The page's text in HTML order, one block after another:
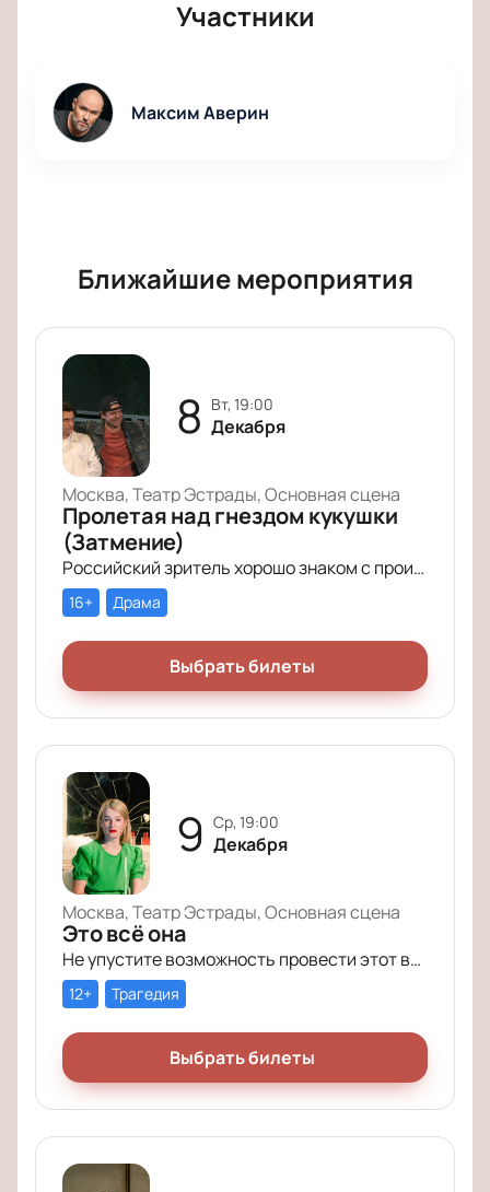
Участники
Максим Аверин
Ближайшие мероприятия
8 вт, 19:00
Декабря
Москва, Театр Эстрады, Основная сцена
Пролетая над гнездом кукушки
(Затмение)
Российский зритель хорошо знаком с произведением Кена Кизи «Пролетая над гнездом кукушки». История поменяла название (теперь оно звучит совсем кратко – «Затмение»), но сюжет по-прежнему будоражит умы зрителей.
16+ Драма
Выбрать билеты
9 ср, 19:00
Декабря
Москва, Театр Эстрады, Основная сцена
Это всё она
Не упустите возможность провести этот вечер в компании героев постановки «Это всё она»!
12+ Трагедия
Выбрать билеты